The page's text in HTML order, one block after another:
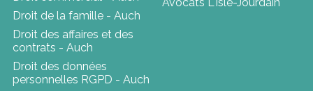
Droit de la famille - Auch
Droit des affaires et des
contrats - Auch
Droit des données
personnelles RGPD - Auch